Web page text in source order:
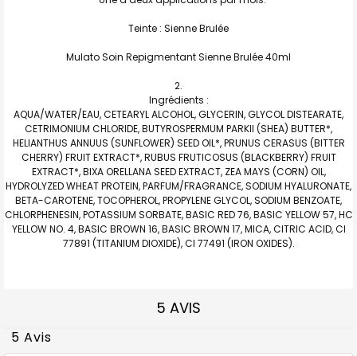
Teinte : Sienne Brulée
Mulato Soin Repigmentant Sienne Brulée 40ml
Ingrédients :
AQUA/WATER/EAU, CETEARYL ALCOHOL, GLYCERIN, GLYCOL DISTEARATE,
CETRIMONIUM CHLORIDE, BUTYROSPERMUM PARKII (SHEA) BUTTER*,
HELIANTHUS ANNUUS (SUNFLOWER) SEED OIL*, PRUNUS CERASUS (BITTER
CHERRY) FRUIT EXTRACT*, RUBUS FRUTICOSUS (BLACKBERRY) FRUIT
EXTRACT*, BIXA ORELLANA SEED EXTRACT, ZEA MAYS (CORN) OIL,
HYDROLYZED WHEAT PROTEIN, PARFUM/FRAGRANCE, SODIUM HYALURONATE,
BETA-CAROTENE, TOCOPHEROL, PROPYLENE GLYCOL, SODIUM BENZOATE,
CHLORPHENESIN, POTASSIUM SORBATE, BASIC RED 76, BASIC YELLOW 57, HC
YELLOW NO. 4, BASIC BROWN 16, BASIC BROWN 17, MICA, CITRIC ACID, CI
77891 (TITANIUM DIOXIDE), CI 77491 (IRON OXIDES).
5 AVIS
5 Avis